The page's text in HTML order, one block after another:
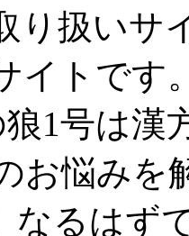
り扱いサ
イトです
1号は漢
お悩み
なるはず